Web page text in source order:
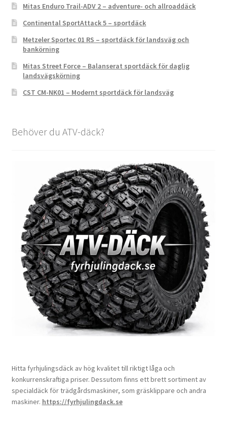
Mitas Enduro Trail-ADV 2 – adventure- och allroaddäck
Continental SportAttack 5 – sportdäck
Metzeler Sportec 01 RS – sportdäck för landsväg och
bankörning
Mitas Street Force – Balanserat sportdäck för daglig
landsvägskörning
CST CM-NK01 – Modernt sportdäck för landsväg
Behöver du ATV-däck?
Hitta fyrhjulingsdäck av hög kvalitet till riktigt låga och
konkurrenskraftiga priser. Dessutom finns ett brett sortiment av
specialdäck för trädgårdsmaskiner, som gräsklippare och andra
maskiner. https://fyrhjulingdack.se